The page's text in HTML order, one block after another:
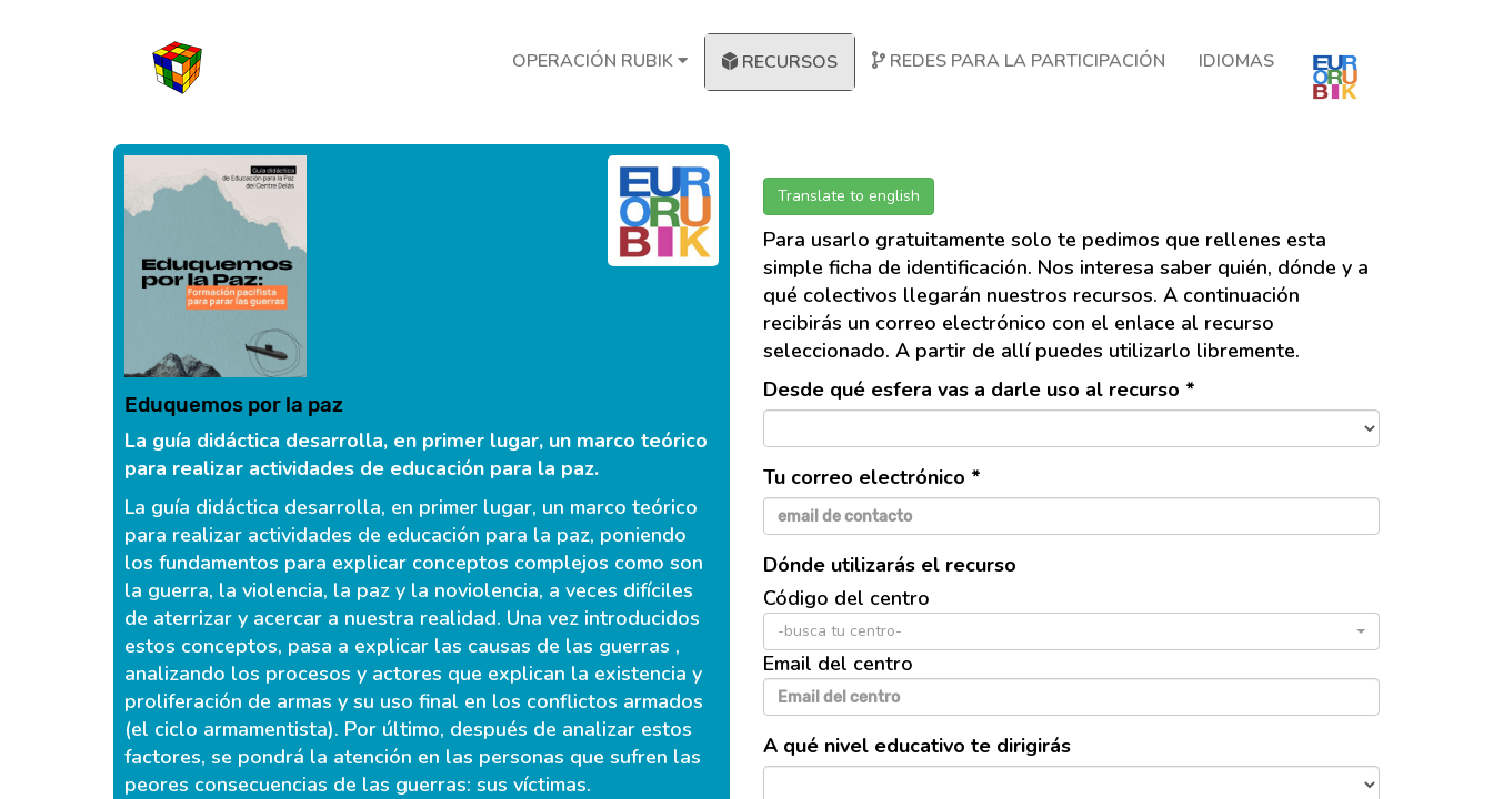
OPERACIÓN RUBIK RECURSOS REDES PARA LA PARTICIPACIÓN IDIOMAS
Eduquemos por la paz
La guía didáctica desarrolla, en primer lugar, un marco teórico
para realizar actividades de educación para la paz.
La guía didáctica desarrolla, en primer lugar, un marco teórico
para realizar actividades de educación para la paz, poniendo
los fundamentos para explicar conceptos complejos como son
la guerra, la violencia, la paz y la noviolencia, a veces difíciles
de aterrizar y acercar a nuestra realidad. Una vez introducidos
estos conceptos, pasa a explicar las causas de las guerras ,
analizando los procesos y actores que explican la existencia y
proliferación de armas y su uso final en los conflictos armados
(el ciclo armamentista). Por último, después de analizar estos
factores, se pondrá la atención en las personas que sufren las
peores consecuencias de las guerras: sus víctimas.
Translate to english
Para usarlo gratuitamente solo te pedimos que rellenes esta
simple ficha de identificación. Nos interesa saber quién, dónde y a
qué colectivos llegarán nuestros recursos. A continuación
recibirás un correo electrónico con el enlace al recurso
seleccionado. A partir de allí puedes utilizarlo libremente.
Desde qué esfera vas a darle uso al recurso *
Tu correo electrónico *
Dónde utilizarás el recurso
Código del centro
-busca tu centro-
Email del centro
A qué nivel educativo te dirigirás